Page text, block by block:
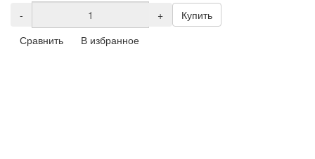
- +
Купить
Сравнить
В избранное